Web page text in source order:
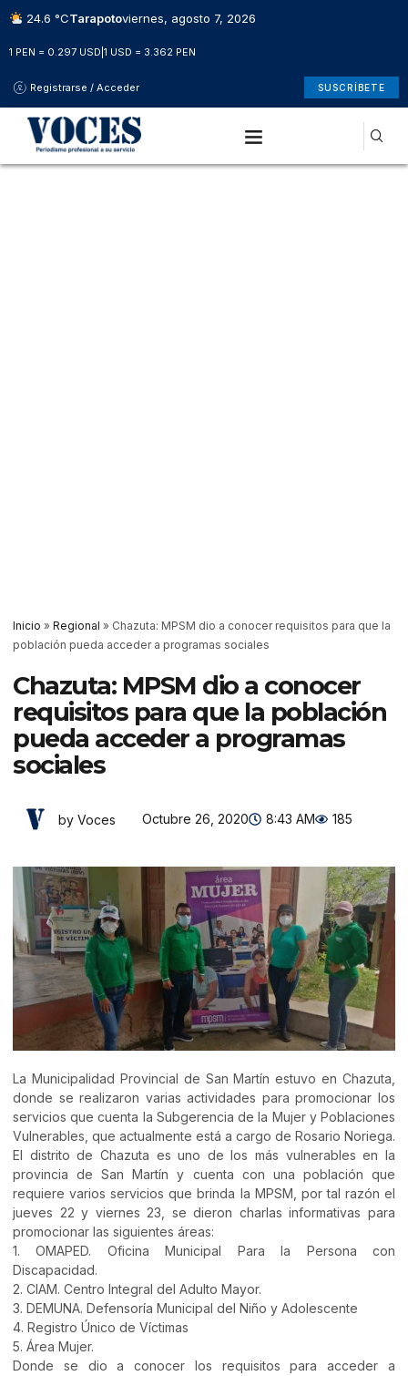
24.6 °CTarapotoviernes, agosto 7, 2026
1 PEN = 0.297 USD 1 USD = 3.362 PEN
Registrarse / Acceder SUSCRÍBETE
Inicio » Regional » Chazuta: MPSM dio a conocer requisitos para que la
población pueda acceder a programas sociales
Chazuta: MPSM dio a conocer
requisitos para que la población
pueda acceder a programas
sociales
by Voces Octubre 26, 2020 8:43 AM 185
La Municipalidad Provincial de San Martín estuvo en Chazuta,
donde se realizaron varias actividades para promocionar los
servicios que cuenta la Subgerencia de la Mujer y Poblaciones
Vulnerables, que actualmente está a cargo de Rosario Noriega.
El distrito de Chazuta es uno de los más vulnerables en la
provincia de San Martín y cuenta con una población que
requiere varios servicios que brinda la MPSM, por tal razón el
jueves 22 y viernes 23, se dieron charlas informativas para
promocionar las siguientes áreas:
1. OMAPED. Oficina Municipal Para la Persona con
Discapacidad.
2. CIAM. Centro Integral del Adulto Mayor.
3. DEMUNA. Defensoría Municipal del Niño y Adolescente
4. Registro Único de Víctimas
5. Área Mujer.
Donde se dio a conocer los requisitos para acceder a